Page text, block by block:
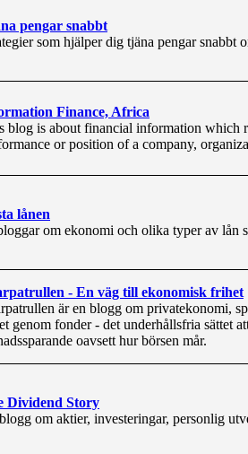
pengar snabbt
som hjälper dig tjäna pengar snabbt
Finance, Africa
blog is about financial information which
or position of a company,
lånen
om ekonomi och olika typer av lån
- En väg till ekonomisk frihet
är en blogg om privatekonomi,
genom fonder - det underhållsfria sättet
oavsett hur börsen mår.
Dividend Story
om aktier, investeringar, personlig